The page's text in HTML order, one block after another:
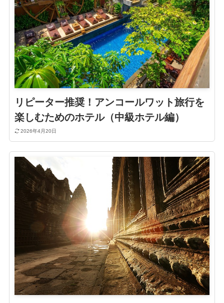
リピーター推奨！アンコールワット旅行を
楽しむためのホテル（中級ホテル編）
2026年4月20日